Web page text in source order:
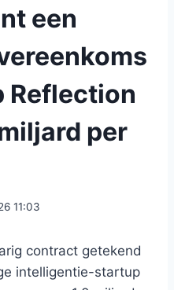
een
Reflection
per
11:03
contract getekend
intelligentie-startup